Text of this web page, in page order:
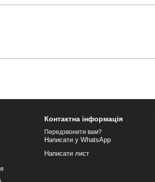
Контактна інформація
Передзвонити вам?
Написати у WhatsApp
Написати лист